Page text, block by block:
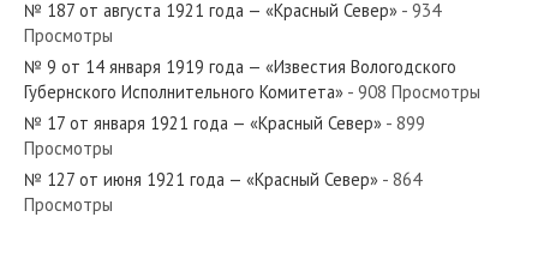
№ 6 от января 1937 года — «Красный Север»
№ 153 от июля 1940 года — «Красный Север»
№ 187 от августа 1921 года — «Красный Север» - 934
Просмотры
№ 9 от 14 января 1919 года — «Известия Вологодского
Губернского Исполнительного Комитета» - 908 Просмотры
№ 17 от января 1921 года — «Красный Север» - 899
Просмотры
№ 127 от июня 1921 года — «Красный Север» - 864
Просмотры